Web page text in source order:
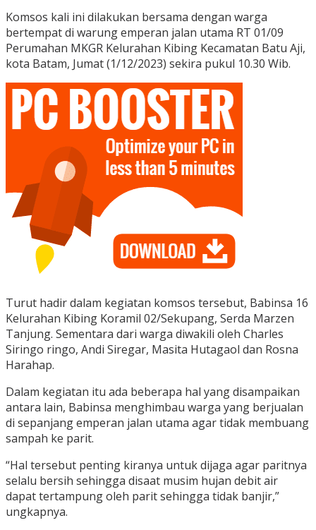
Komsos kali ini dilakukan bersama dengan warga
bertempat di warung emperan jalan utama RT 01/09
Perumahan MKGR Kelurahan Kibing Kecamatan Batu Aji,
kota Batam, Jumat (1/12/2023) sekira pukul 10.30 Wib.
Turut hadir dalam kegiatan komsos tersebut, Babinsa 16
Kelurahan Kibing Koramil 02/Sekupang, Serda Marzen
Tanjung. Sementara dari warga diwakili oleh Charles
Siringo ringo, Andi Siregar, Masita Hutagaol dan Rosna
Harahap.
Dalam kegiatan itu ada beberapa hal yang disampaikan
antara lain, Babinsa menghimbau warga yang berjualan
di sepanjang emperan jalan utama agar tidak membuang
sampah ke parit.
“Hal tersebut penting kiranya untuk dijaga agar paritnya
selalu bersih sehingga disaat musim hujan debit air
dapat tertampung oleh parit sehingga tidak banjir,”
ungkapnya.